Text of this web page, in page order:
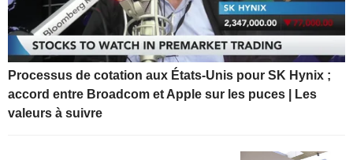
Processus de cotation aux États-Unis pour SK Hynix ;
accord entre Broadcom et Apple sur les puces | Les
valeurs à suivre